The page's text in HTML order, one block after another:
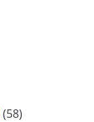
(58)